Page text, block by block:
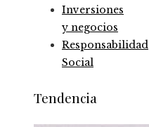
Inversiones
y negocios
Responsabilidad
Social
Tendencia